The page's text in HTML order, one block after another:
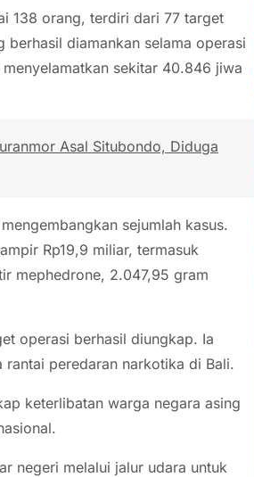
138 orang, terdiri dari 77 target
diamankan selama operasi
sekitar 40.846 jiwa
Asal Situbondo, Diduga
sejumlah kasus.
Rp19,9 miliar, termasuk
mephedrone, 2.047,95 gram
operasi berhasil diungkap. Ia
rantai peredaran narkotika di Bali.
keterlibatan warga negara asing
negeri melalui jalur udara untuk